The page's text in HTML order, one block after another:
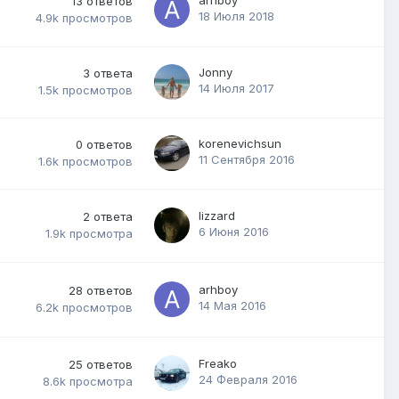
4.9k просмотров
18 Июля 2018
3 ответа
1.5k просмотров
Jonny
14 Июля 2017
0 ответов
1.6k просмотров
korenevichsun
11 Сентября 2016
2 ответа
1.9k просмотра
lizzard
6 Июня 2016
28 ответов
6.2k просмотров
arhboy
14 Мая 2016
25 ответов
8.6k просмотра
Freako
24 Февраля 2016